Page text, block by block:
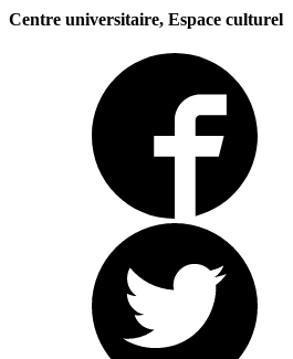
Centre universitaire, Espace culturel